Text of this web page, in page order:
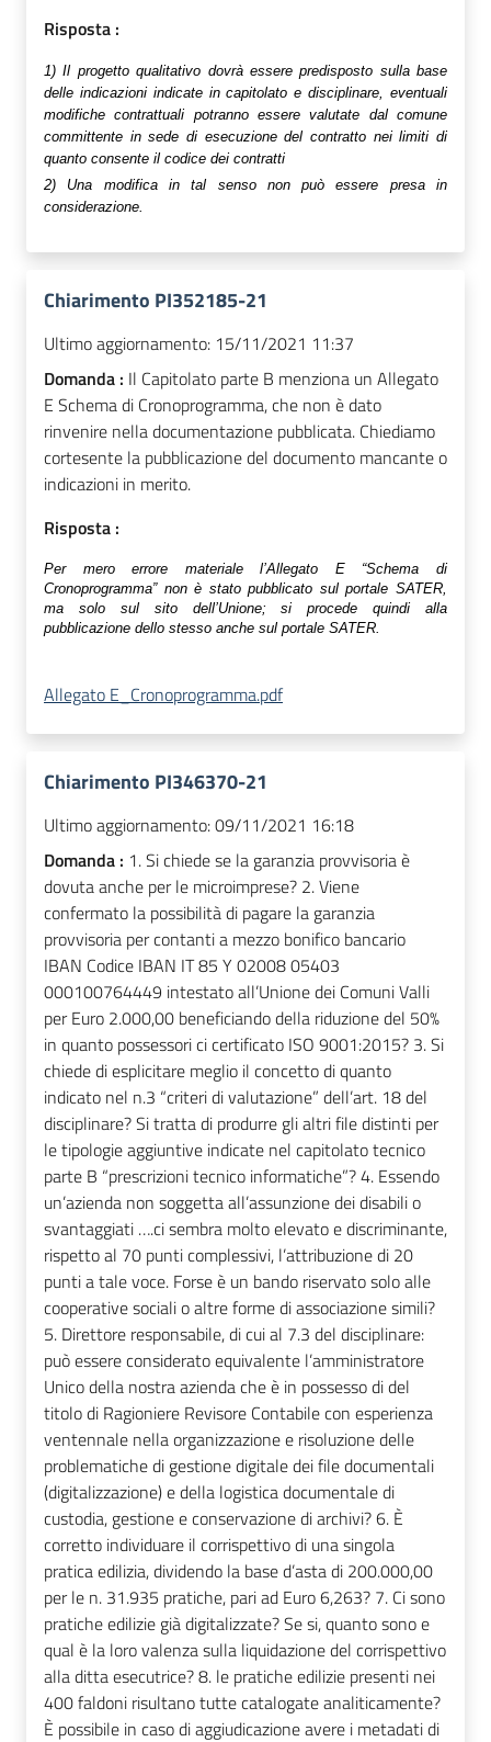
Risposta :
1)Il progetto qualitativo dovrà essere predisposto sulla base
delle indicazioni indicate in capitolato e disciplinare, eventuali
modifiche contrattuali potranno essere valutate dal comune
committente in sede di esecuzione del contratto nei limiti di
quanto consente il codice dei contratti
2) Una modifica in tal senso non può essere presa in
considerazione.
Chiarimento PI352185-21
Ultimo aggiornamento: 15/11/2021 11:37
Domanda : Il Capitolato parte B menziona un Allegato
E Schema di Cronoprogramma, che non è dato
rinvenire nella documentazione pubblicata. Chiediamo
cortesente la pubblicazione del documento mancante o
indicazioni in merito.
Risposta :
Per mero errore materiale l’Allegato E “Schema di
Cronoprogramma” non è stato pubblicato sul portale SATER,
ma solo sul sito dell’Unione; si procede quindi alla
pubblicazione dello stesso anche sul portale SATER.
Allegato E_Cronoprogramma.pdf
Chiarimento PI346370-21
Ultimo aggiornamento:09/11/2021 16:18
Domanda : 1. Si chiede se la garanzia provvisoria è
dovuta anche per le microimprese? 2. Viene
confermato la possibilità di pagare la garanzia
provvisoria per contanti a mezzo bonifico bancario
IBAN Codice IBAN IT 85 Y 02008 05403
000100764449 intestato all’Unione dei Comuni Valli
per Euro 2.000,00 beneficiando della riduzione del 50%
in quanto possessori ci certificato ISO 9001:2015? 3. Si
chiede di esplicitare meglio il concetto di quanto
indicato nel n.3 “criteri di valutazione” dell’art. 18 del
disciplinare? Si tratta di produrre gli altri file distinti per
le tipologie aggiuntive indicate nel capitolato tecnico
parte B “prescrizioni tecnico informatiche”? 4. Essendo
un’azienda non soggetta all’assunzione dei disabili o
svantaggiati ….ci sembra molto elevato e discriminante,
rispetto al 70 punti complessivi, l’attribuzione di 20
punti a tale voce. Forse è un bando riservato solo alle
cooperative sociali o altre forme di associazione simili?
5. Direttore responsabile, di cui al 7.3 del disciplinare:
può essere considerato equivalente l’amministratore
Unico della nostra azienda che è in possesso di del
titolo di Ragioniere Revisore Contabile con esperienza
ventennale nella organizzazione e risoluzione delle
problematiche di gestione digitale dei file documentali
(digitalizzazione) e della logistica documentale di
custodia, gestione e conservazione di archivi? 6. È
corretto individuare il corrispettivo di una singola
pratica edilizia, dividendo la base d’asta di 200.000,00
per le n. 31.935 pratiche, pari ad Euro 6,263? 7. Ci sono
pratiche edilizie già digitalizzate? Se si, quanto sono e
qual è la loro valenza sulla liquidazione del corrispettivo
alla ditta esecutrice? 8. le pratiche edilizie presenti nei
400 faldoni risultano tutte catalogate analiticamente?
È possibile in caso di aggiudicazione avere i metadati di